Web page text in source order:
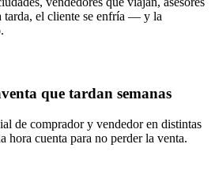
tarda, el cliente se enfría — y la
que tardan semanas
de comprador y vendedor en distintas
hora cuenta para no perder la venta.